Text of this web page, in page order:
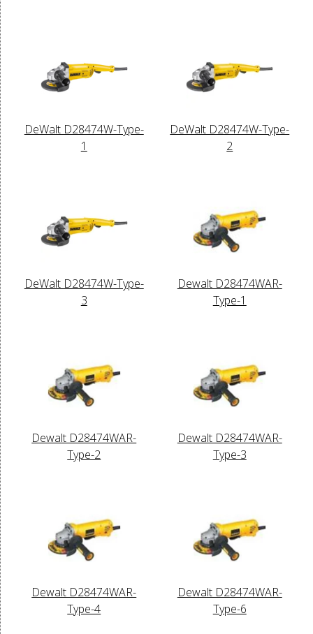
DeWalt D28474W-Type-
1
DeWalt D28474W-Type-
2
DeWalt D28474W-Type-
3
Dewalt D28474WAR-
Type-1
Dewalt D28474WAR-
Type-2
Dewalt D28474WAR-
Type-3
Dewalt D28474WAR-
Type-4
Dewalt D28474WAR-
Type-6